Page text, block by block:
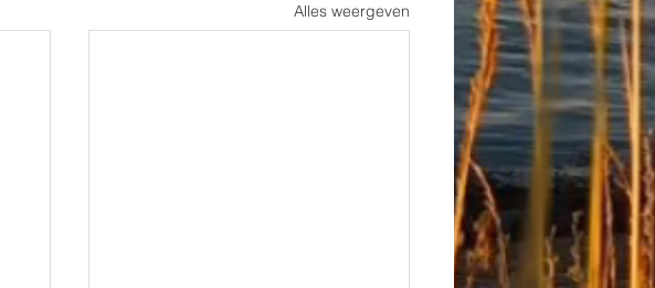
Alles weergeven